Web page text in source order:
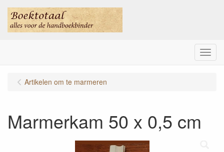
Menu
Artikelen om te marmeren
Marmerkam 50 x 0,5 cm